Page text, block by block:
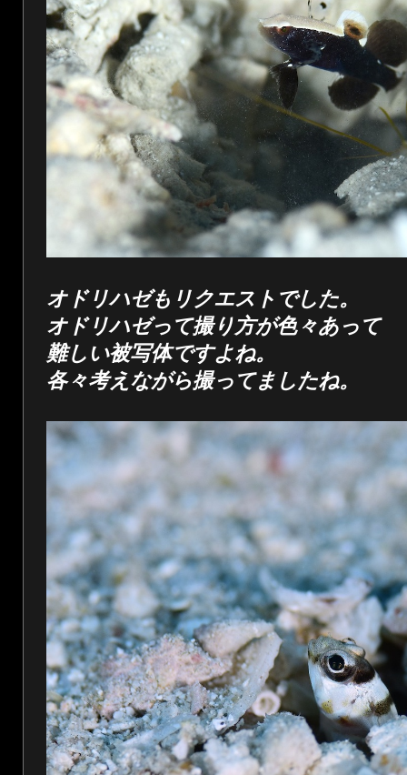
オドリハゼもリクエストでした。
オドリハゼって撮り方が色々あって
難しい被写体ですよね。
各々考えながら撮ってましたね。